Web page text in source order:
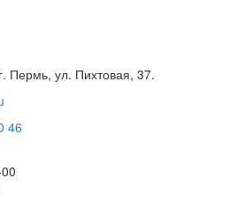
Пермь, ул. Пихтовая, 37.
46